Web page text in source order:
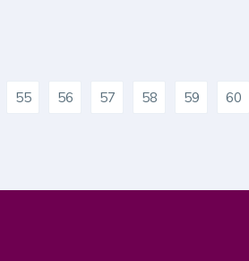
55 56 57 58 59 60